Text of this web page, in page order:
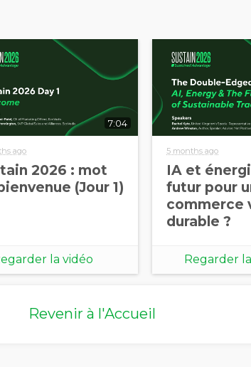
7:04
ago
2026 : mot
(Jour 1)
la vidéo
5 months ago
IA et
futur pour
commerce
durable ?
Regarder
Revenir à l'Accueil